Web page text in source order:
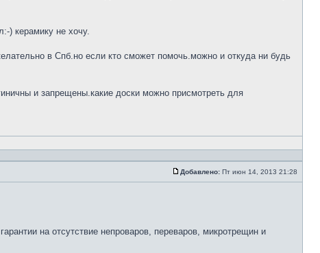
) керамику не хочу.
в Спб.но если кто сможет помочь.можно и откуда ни будь
и запрещены.какие доски можно присмотреть для
Добавлено: Пт июн 14, 2013 21:28
на отсутствие непроваров, переваров, микротрещин и